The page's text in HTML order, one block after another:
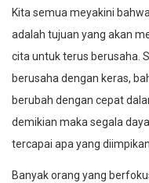
Kita semua meyakini
adalah tujuan yang akan
cita untuk terus berusaha.
berusaha dengan keras,
berubah dengan cepat
demikian maka segala
tercapai apa yang
Banyak orang yang